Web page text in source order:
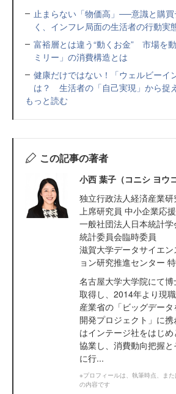
止まらない「物価高」──意識と購
く、インフレ局面の生活者の行動実
富裕層とは違う“動くお金” 市場を
ミリー」の消費構造とは
健康だけではない！「ウェルビーイ
は？ 生活者の「自己実現」から捉
もっと読む
この記事の著者
小西 葉子（コニシ ヨウコ
独立行政法人経済産業研
上席研究員 中小企業応
一般社団法人日本統計
統計委員会臨時委員
滋賀大学データサイエ
ョン研究推進センター
名古屋大学大学院にて
取得し、2014年より現
産業省の「ビッグデー
開発プロジェクト」に
はインテージ社をはじ
協業し、消費動向把握
に行...
※プロフィールは、執筆時点、ま
の内容です